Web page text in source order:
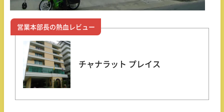
営業本部長の熱血レビュー
チャナラット プレイス